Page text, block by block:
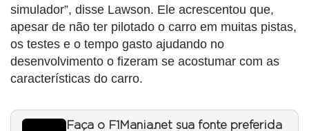
simulador”, disse Lawson. Ele acrescentou que,
apesar de não ter pilotado o carro em muitas pistas,
os testes e o tempo gasto ajudando no
desenvolvimento o fizeram se acostumar com as
características do carro.
Faça o F1Mania.net sua fonte preferida